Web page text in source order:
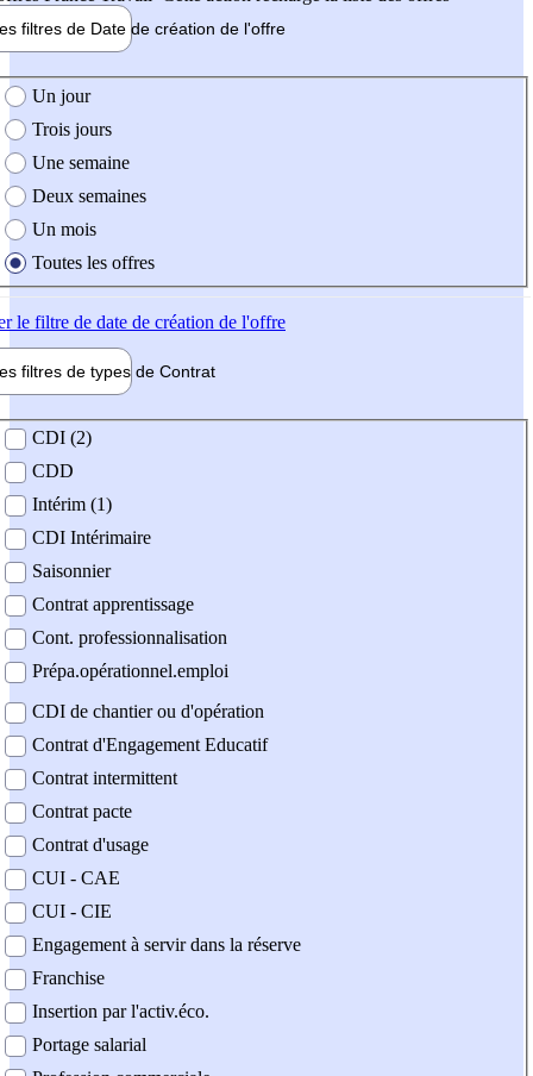
filtres de Date de création de l'offre
création de l'offre
Un jour
Trois jours
Une semaine
Deux semaines
Un mois
Toutes les offres
le filtre de date de création de l'offre
filtres de types de Contrat
contrat
CDI (2)
CDD
Intérim (1)
CDI Intérimaire
Saisonnier
Contrat apprentissage
Cont. professionnalisation
Prépa.opérationnel.emploi
CDI de chantier ou d'opération
Contrat d'Engagement Educatif
Contrat intermittent
Contrat pacte
Contrat d'usage
CUI - CAE
CUI - CIE
Engagement à servir dans la réserve
Franchise
Insertion par l'activ.éco.
Portage salarial